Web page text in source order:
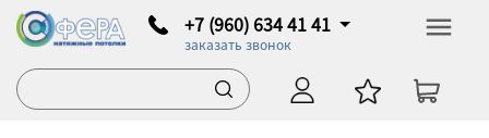
+7 (960) 634 41 41
заказать звонок